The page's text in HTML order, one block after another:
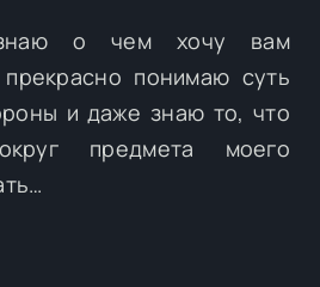
о чем хочу вам
понимаю суть
и даже знаю то, что
предмета моего